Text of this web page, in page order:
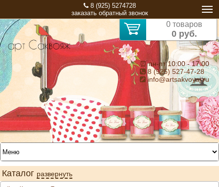
8 (925) 5274728
заказать обратный звонок
0 товаров
0 руб.
⏰ пн-пт 10:00 - 17:00
8 (925) 527-47-28
info@artsakvoyaj.ru
Каталог развернуть